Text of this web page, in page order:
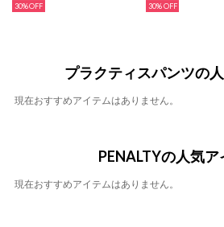
30% 30%
プラクティスパンツの
現在おすすめアイテムはありません。
PENALTYの人気ア
現在おすすめアイテムはありません。